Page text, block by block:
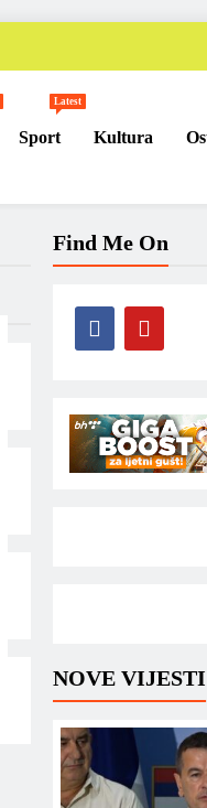
Sport
Latest
Kultura
Find Me On
NOVE VIJESTI